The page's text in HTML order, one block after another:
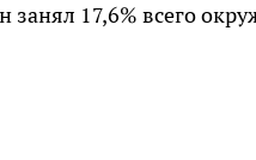
17,6% всего